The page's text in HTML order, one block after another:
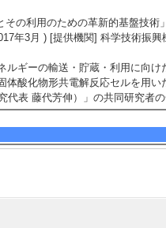
の利用のための革新的基盤技術
年3月 ) [提供機関] 科学技術振
ギーの輸送・貯蔵・利用に向け
酸化物形共電解反応セルを用い
代表 藤代芳伸）」の共同研究者の